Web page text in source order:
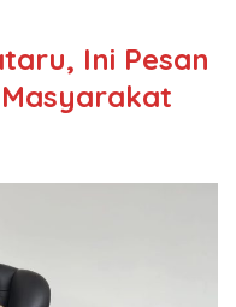
Ini Pesan